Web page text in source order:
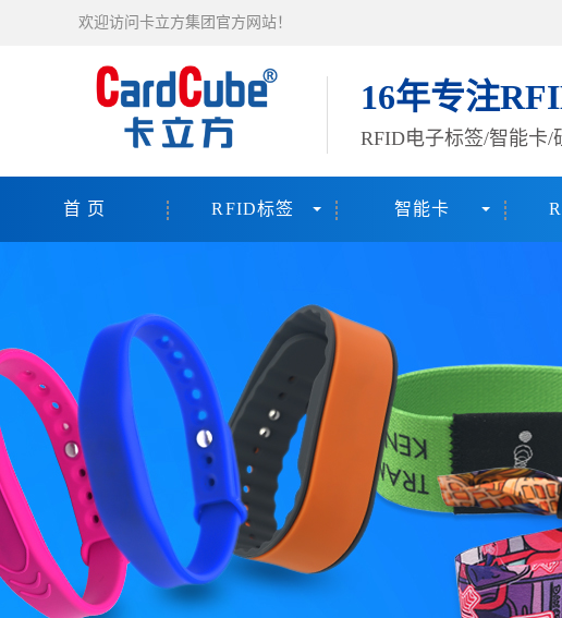
欢迎访问卡立方集团官方网站！
16年专注
RFID电子标签/智能卡/
首 页 RFID标签 智能卡